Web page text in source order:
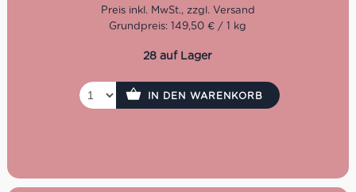
Grundpreis: 149,50 € / 1 kg
28 auf Lager
IN DEN WARENKORB